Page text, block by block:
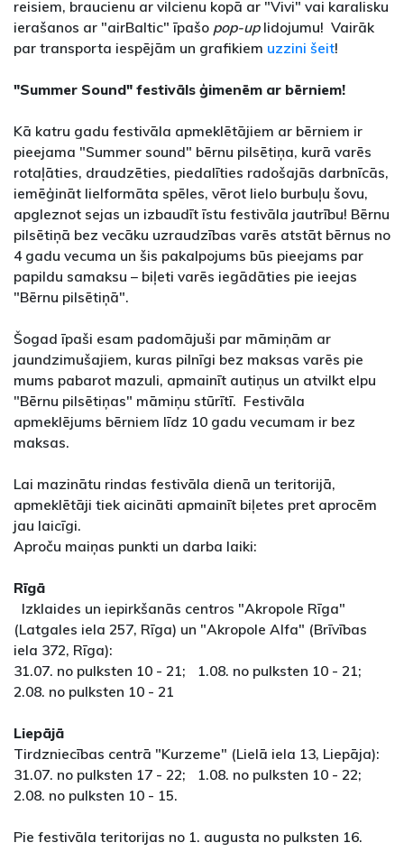
reisiem, braucienu ar vilcienu kopā ar "Vivi" vai karalisku
ierašanos ar "airBaltic" īpašo pop-uplidojumu! Vairāk
par transporta iespējām un grafikiem uzzini šeit!
"Summer Sound" festivāls ģimenēm ar bērniem!
Kā katru gadu festivāla apmeklētājiem ar bērniem ir
pieejama "Summer sound" bērnu pilsētiņa, kurā varēs
rotaļāties, draudzēties, piedalīties radošajās darbnīcās,
iemēģināt lielformāta spēles, vērot lielo burbuļu šovu,
apgleznot sejas un izbaudīt īstu festivāla jautrību! Bērnu
pilsētiņā bez vecāku uzraudzības varēs atstāt bērnus no
4 gadu vecuma un šis pakalpojums būs pieejams par
papildu samaksu – biļeti varēs iegādāties pie ieejas
"Bērnu pilsētiņā".
Šogad īpaši esam padomājuši par māmiņām ar
jaundzimušajiem, kuras pilnīgi bez maksas varēs pie
mums pabarot mazuli, apmainīt autiņus un atvilkt elpu
"Bērnu pilsētiņas" māmiņu stūrītī. Festivāla
apmeklējums bērniem līdz 10 gadu vecumam ir bez
maksas.
Lai mazinātu rindas festivāla dienā un teritorijā,
apmeklētāji tiek aicināti apmainīt biļetes pret aprocēm
jau laicīgi.
Aproču maiņas punkti un darba laiki:
Rīgā
Izklaides un iepirkšanās centros "Akropole Rīga"
(Latgales iela 257, Rīga) un "Akropole Alfa" (Brīvības
iela 372, Rīga):
31.07. no pulksten 10 - 21; 1.08. no pulksten 10 - 21;
2.08. no pulksten 10 - 21
Liepājā
Tirdzniecības centrā "Kurzeme" (Lielā iela 13, Liepāja):
31.07. no pulksten 17 - 22; 1.08. no pulksten 10 - 22;
2.08. no pulksten 10 - 15.
Pie festivāla teritorijas no 1. augusta no pulksten 16.